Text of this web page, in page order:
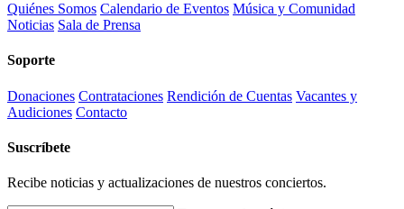
Quiénes Somos Calendario de Eventos Música y Comunidad
Noticias Sala de Prensa
Soporte
Donaciones Contrataciones Rendición de Cuentas Vacantes y
Audiciones Contacto
Suscríbete
Recibe noticias y actualizaciones de nuestros conciertos.